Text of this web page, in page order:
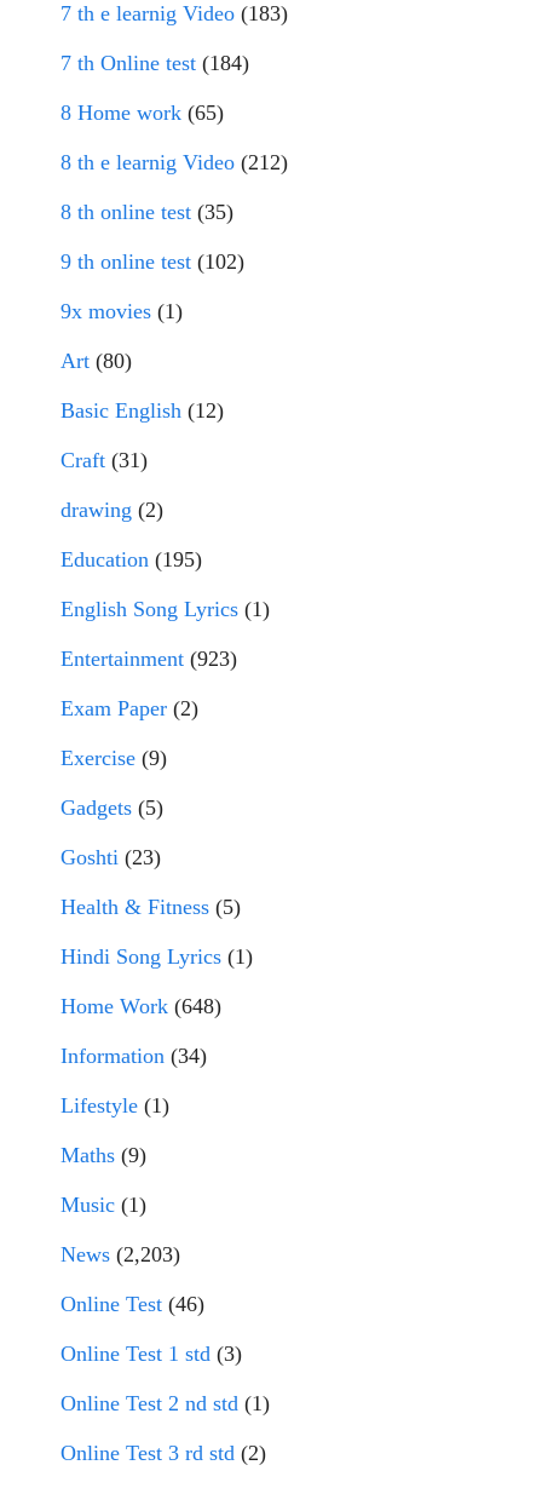
7 th e learnig Video (183)
7 th Online test (184)
8 Home work (65)
8 th e learnig Video (212)
8 th online test (35)
9 th online test (102)
9x movies (1)
Art (80)
Basic English (12)
Craft (31)
drawing (2)
Education (195)
English Song Lyrics (1)
Entertainment (923)
Exam Paper (2)
Exercise (9)
Gadgets (5)
Goshti (23)
Health & Fitness (5)
Hindi Song Lyrics (1)
Home Work (648)
Information (34)
Lifestyle (1)
Maths (9)
Music (1)
News (2,203)
Online Test (46)
Online Test 1 std (3)
Online Test 2 nd std (1)
Online Test 3 rd std (2)